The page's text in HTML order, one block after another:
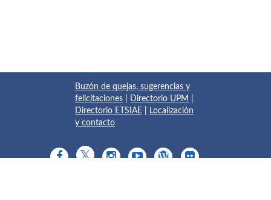
Buzón de quejas, sugerencias y
felicitaciones
Directorio UPM
Directorio ETSIAE
Localización
y contacto